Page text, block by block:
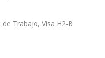
de Trabajo, Visa H2-B
en USA aún hay visas de